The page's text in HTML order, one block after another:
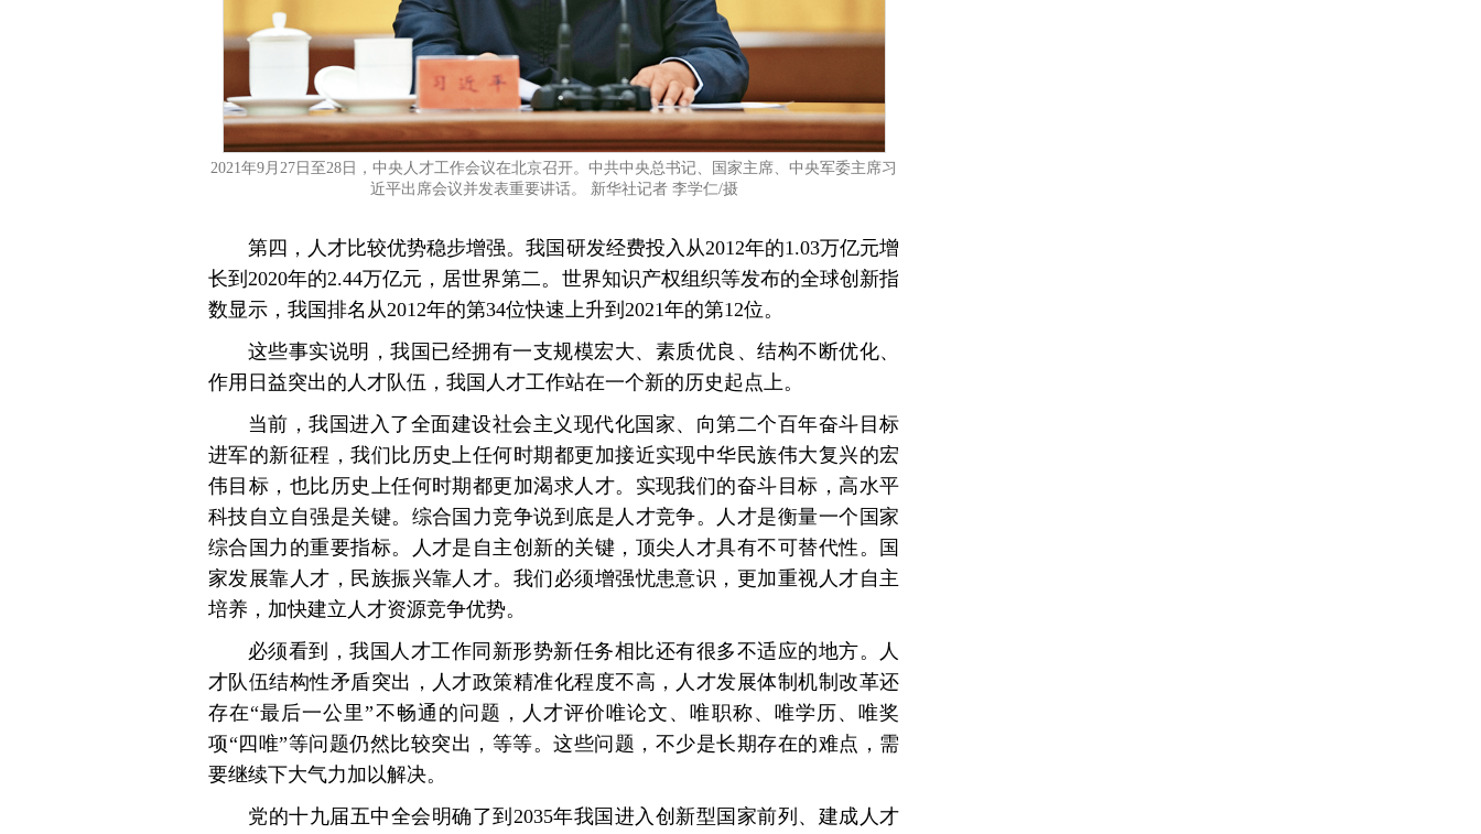
2021年9月27日至28日，中央人才工作会议在北京召开。中共中央总书记、国家主席、中央军委主席习
近平出席会议并发表重要讲话。 新华社记者 李学仁/摄
第四，人才比较优势稳步增强。我国研发经费投入从2012年的1.03万亿元增
长到2020年的2.44万亿元，居世界第二。世界知识产权组织等发布的全球创新指
数显示，我国排名从2012年的第34位快速上升到2021年的第12位。
这些事实说明，我国已经拥有一支规模宏大、素质优良、结构不断优化、
作用日益突出的人才队伍，我国人才工作站在一个新的历史起点上。
当前，我国进入了全面建设社会主义现代化国家、向第二个百年奋斗目标
进军的新征程，我们比历史上任何时期都更加接近实现中华民族伟大复兴的宏
伟目标，也比历史上任何时期都更加渴求人才。实现我们的奋斗目标，高水平
科技自立自强是关键。综合国力竞争说到底是人才竞争。人才是衡量一个国家
综合国力的重要指标。人才是自主创新的关键，顶尖人才具有不可替代性。国
家发展靠人才，民族振兴靠人才。我们必须增强忧患意识，更加重视人才自主
培养，加快建立人才资源竞争优势。
必须看到，我国人才工作同新形势新任务相比还有很多不适应的地方。人
才队伍结构性矛盾突出，人才政策精准化程度不高，人才发展体制机制改革还
存在“最后一公里”不畅通的问题，人才评价唯论文、唯职称、唯学历、唯奖
项“四唯”等问题仍然比较突出，等等。这些问题，不少是长期存在的难点，需
要继续下大气力加以解决。
党的十九届五中全会明确了到2035年我国进入创新型国家前列、建成人才